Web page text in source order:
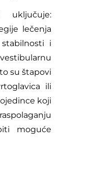
lečenja
i
su štapovi
ili
koji
moguće